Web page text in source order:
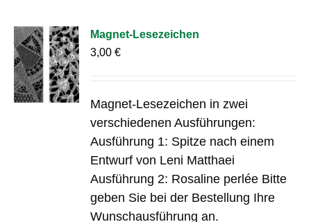
Magnet-Lesezeichen
3,00€
Magnet-Lesezeichen in zwei
verschiedenen Ausführungen:
Ausführung 1: Spitze nach einem
Entwurf von Leni Matthaei
Ausführung 2: Rosaline perlée Bitte
geben Sie bei der Bestellung Ihre
Wunschausführung an.